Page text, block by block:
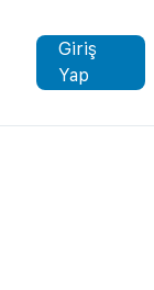
Giriş
Yap